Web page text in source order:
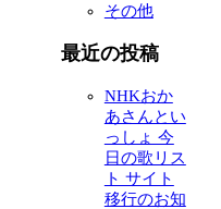
その他
最近の投稿
NHKおか
あさんとい
っしょ 今
日の歌リス
ト サイト
移行のお知